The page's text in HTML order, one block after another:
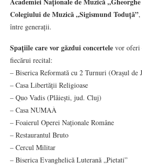
Colegiului de Muzică „Sigismund Toduță”
între generații.
Spațiile care vor găzdui concertele vor oferi
fiecărui recital:
– Biserica Reformată cu 2 Turnuri (Orașul de
– Casa Libertății Religioase
– Quo Vadis (Plăiești, jud. Cluj)
– Casa NUMAÀ
– Foaierul Operei Naționale Române
– Restaurantul Bruto
– Cercul Militar
– Biserica Evanghelică Luterană „Pietati”